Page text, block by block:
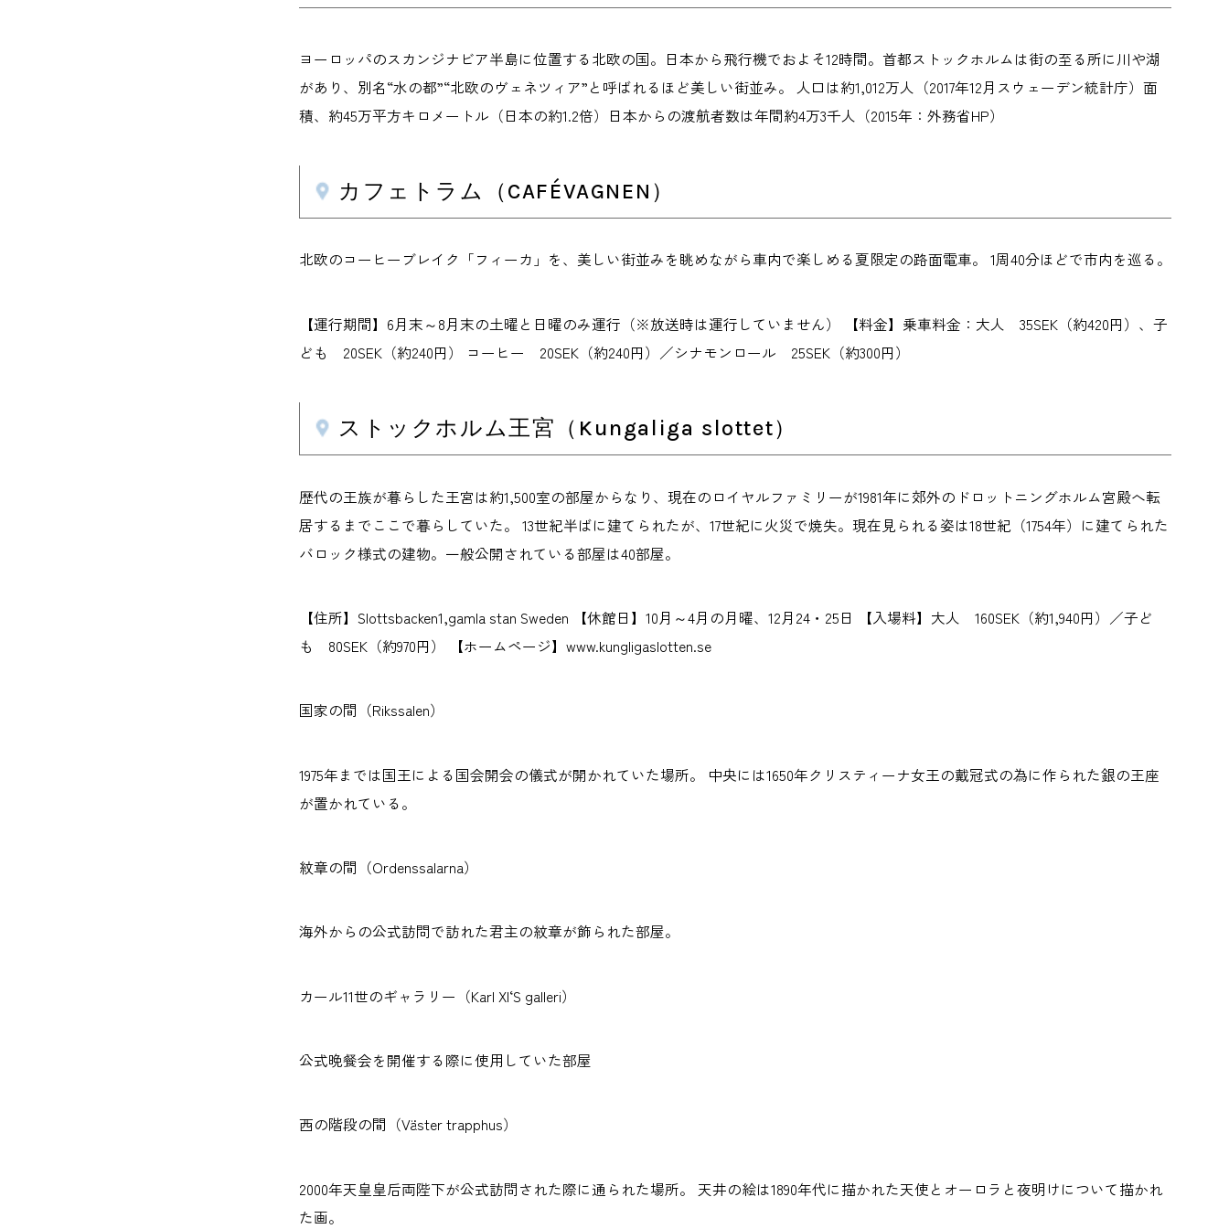
ヨーロッパのスカンジナビア半島に位置する北欧の国。日本から飛行機でおよそ12時間。首都ストックホルムは街の至る所に川や湖
があり、別名“水の都”“北欧のヴェネツィア”と呼ばれるほど美しい街並み。 人口は約1,012万人（2017年12月スウェーデン統計庁）面
積、約45万平方キロメートル（日本の約1.2倍）日本からの渡航者数は年間約4万3千人（2015年：外務省HP）
カフェトラム（CAFÉVAGNEN）
北欧のコーヒーブレイク「フィーカ」を、美しい街並みを眺めながら車内で楽しめる夏限定の路面電車。 1周40分ほどで市内を巡る。
【運行期間】6月末～8月末の土曜と日曜のみ運行（※放送時は運行していません） 【料金】乗車料金：大人 35SEK（約420円）、子
ども 20SEK（約240円） コーヒー 20SEK（約240円）／シナモンロール 25SEK（約300円）
ストックホルム王宮（Kungaliga slottet）
歴代の王族が暮らした王宮は約1,500室の部屋からなり、現在のロイヤルファミリーが1981年に郊外のドロットニングホルム宮殿へ転
居するまでここで暮らしていた。 13世紀半ばに建てられたが、17世紀に火災で焼失。現在見られる姿は18世紀（1754年）に建てられた
バロック様式の建物。一般公開されている部屋は40部屋。
【住所】Slottsbacken1,gamla stan Sweden 【休館日】10月～4月の月曜、12月24・25日 【入場料】大人 160SEK（約1,940円）／子ど
も 80SEK（約970円） 【ホームページ】www.kungligaslotten.se
国家の間（Rikssalen）
1975年までは国王による国会開会の儀式が開かれていた場所。 中央には1650年クリスティーナ女王の戴冠式の為に作られた銀の王座
が置かれている。
紋章の間（Ordenssalarna）
海外からの公式訪問で訪れた君主の紋章が飾られた部屋。
カール11世のギャラリー（Karl XI‘S galleri）
公式晩餐会を開催する際に使用していた部屋
西の階段の間（Väster trapphus）
2000年天皇皇后両陛下が公式訪問された際に通られた場所。 天井の絵は1890年代に描かれた天使とオーロラと夜明けについて描かれ
た画。